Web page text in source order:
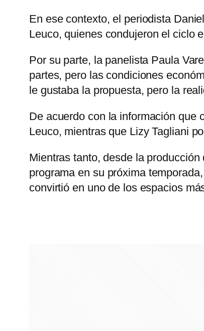
En ese contexto, el periodista
Leuco, quienes condujeron el ciclo
Por su parte, la panelista Paula
partes, pero las condiciones
le gustaba la propuesta, pero la
De acuerdo con la información que
Leuco, mientras que Lizy Tagliani
Mientras tanto, desde la
programa en su próxima
convirtió en uno de los espacios